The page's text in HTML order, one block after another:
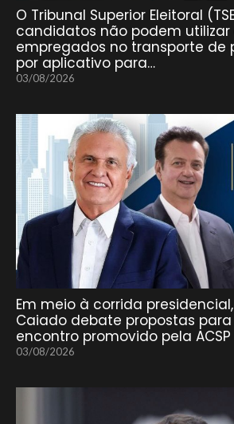
O Tribunal Superior Eleitoral
candidatos não podem utilizar
empregados no transporte de
por aplicativo para…
03/08/2026
Em meio à corrida
Caiado debate propostas para
encontro promovido pela ACSP
03/08/2026